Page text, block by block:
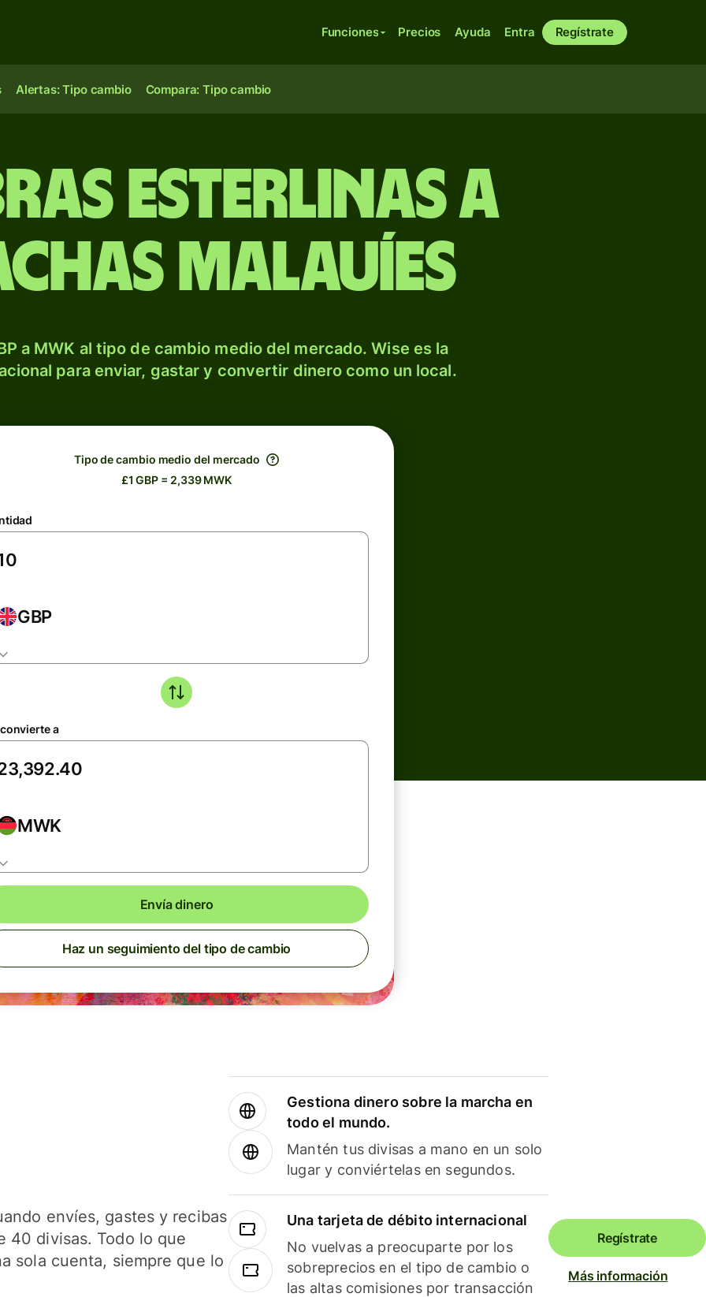
Funciones Precios Ayuda Entra Regístrate
Alertas: Tipo cambio Compara: Tipo cambio
esterlinas a
malauíes
a MWK al tipo de cambio medio del mercado. Wise es la
para enviar, gastar y convertir dinero como un local.
Tipo de cambio medio del mercado
£1 GBP = 2,339 MWK
GBP
a
MWK
Envía dinero
Haz un seguimiento del tipo de cambio
envíes, gastes y recibas
40 divisas. Todo lo que
sola cuenta, siempre que lo
Gestiona dinero sobre la marcha en
todo el mundo.
Mantén tus divisas a mano en un solo
lugar y conviértelas en segundos.
Una tarjeta de débito internacional
No vuelvas a preocuparte por los
sobreprecios en el tipo de cambio o
las altas comisiones por transacción
Regístrate
Más información